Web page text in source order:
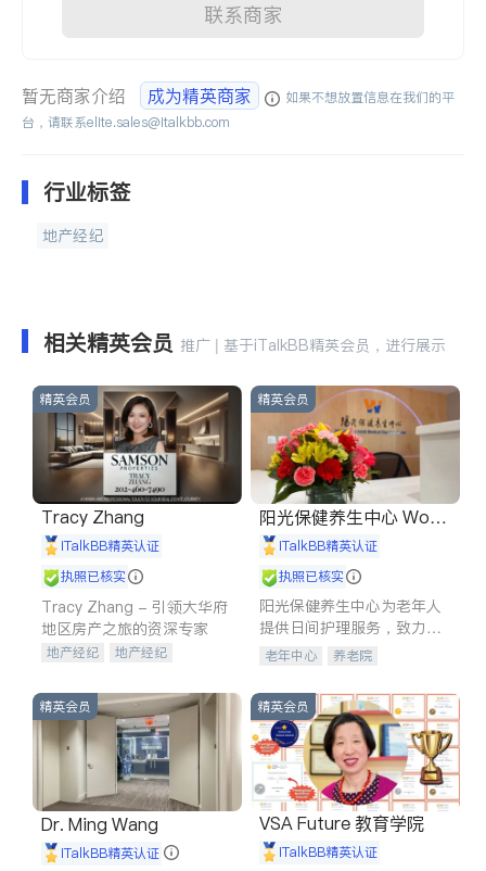
联系商家
暂无商家介绍 成为精英商家
如果不想放置信息在我们的平
台，请联系elite.sales@italkbb.com
行业标签
地产经纪
相关精英会员 推广 | 基于iTalkBB精英会员，进行展示
精英会员
Tracy Zhang
iTalkBB精英认证
执照已核实
Tracy Zhang - 引领大华府
地区房产之旅的资深专家
地产经纪
地产经纪
商铺租售
开发商建商
精英会员
阳光保健养生中心 World
shine
iTalkBB精英认证
执照已核实
阳光保健养生中心为老年人
提供日间护理服务，致力于
通过持续的护理创新来有效
老年中心 养老院
精英会员
Dr. Ming Wang
iTalkBB精英认证
精英会员
VSA Future 教育学院
iTalkBB精英认证